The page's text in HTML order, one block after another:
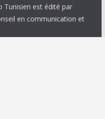
Tunisien est édité par
en communication et